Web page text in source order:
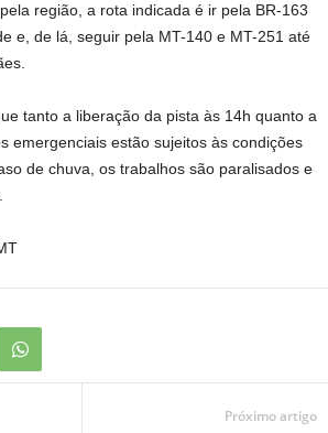
região, a rota indicada é ir pela BR-163
e, de lá, seguir pela MT-140 e MT-251 até
tanto a liberação da pista às 14h quanto a
emergenciais estão sujeitos às condições
de chuva, os trabalhos são paralisados e
Próximo artigo